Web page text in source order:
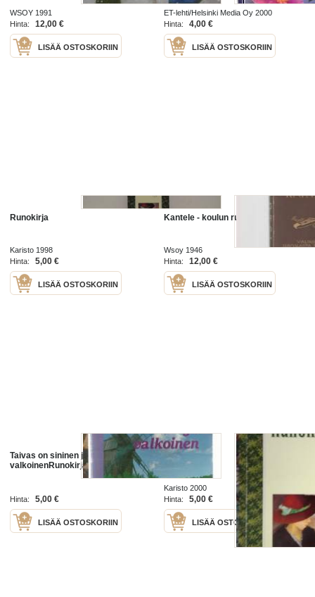
WSOY 1991
Hinta:
12,00 €
LISÄÄ OSTOSKORIIN
ET-lehti/Helsinki Media Oy 2000
Hinta:
4,00 €
LISÄÄ OSTOSKORIIN
Runokirja
Karisto 1998
Hinta:
5,00 €
LISÄÄ OSTOSKORIIN
Kantele - koulun runokirja
Wsoy 1946
Hinta:
12,00 €
LISÄÄ OSTOSKORIIN
Taivas on sininen ja
valkoinenRunokirja Kirja
Hinta: 5,00 €
LISÄÄ OSTOSKORIIN
Runokirja
Karisto 2000
Hinta:
5,00 €
LISÄÄ OSTOSKORIIN